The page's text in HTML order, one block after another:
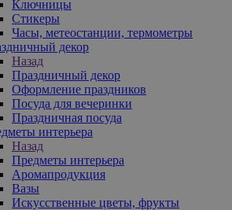
Ключницы
Стикеры
Часы, метеостанции, термометры
декор
Назад
Праздничный декор
Оформление праздников
Посуда для вечеринки
Праздничная посуда
интерьера
Назад
Предметы интерьера
Аромапродукция
Вазы
Искусственные цветы, фрукты